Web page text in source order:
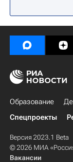
Образование
Спецпроекты
Версия 2023.1 Beta
© 2026 МИА
Вакансии